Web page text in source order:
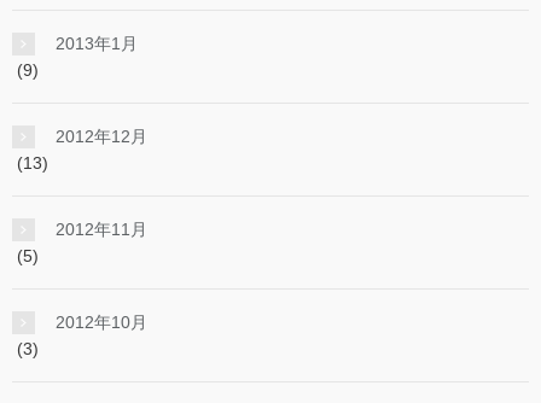
2013年1月
(9)
2012年12月
(13)
2012年11月
(5)
2012年10月
(3)